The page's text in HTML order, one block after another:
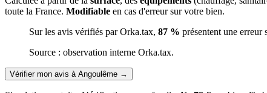
toute la France. Modifiable en cas d'erreur sur votre bien.
Sur les avis vérifiés par Orka.tax, 87 % présentent une
Source : observation interne Orka.tax.
Vérifier mon avis à Angoulême →